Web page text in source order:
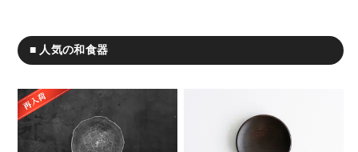
■ 人気の和食器